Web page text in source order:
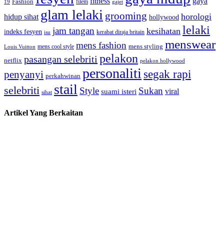
19 Fashion filem gajet
hidup sihat glam lelaki grooming hollywood horologi
indeks fesyen isu jam tangan kerabat diraja britain kesihatan lelaki
Louis Vuitton mens cool style mens fashion mens styling menswear
netflix pasangan selebriti pelakon pelakon hollywood
penyanyi perkahwinan personalitisegak rapi
selebriti sihat stail Style suami isteri Sukan viral
Artikel Yang Berkaitan